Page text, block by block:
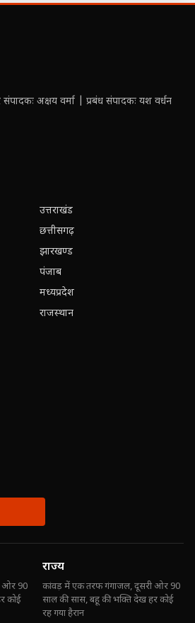
संपादकः अक्षय वर्मा | प्रबंध संपादकः यश वर्धन
उत्तराखंड
छत्तीसगढ़
झारखण्ड
पंजाब
मध्यप्रदेश
राजस्थान
ओर 90
कोई
राज्य
कांवड़ में एक तरफ गंगाजल, दूसरी ओर 90
साल की सास, बहू की भक्ति देख हर कोई
रह गया हैरान